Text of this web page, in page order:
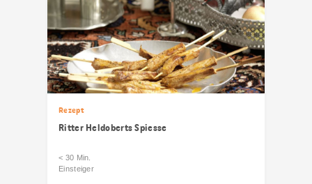
Rezept
Ritter Heldoberts Spiesse
< 30 Min.
Einsteiger